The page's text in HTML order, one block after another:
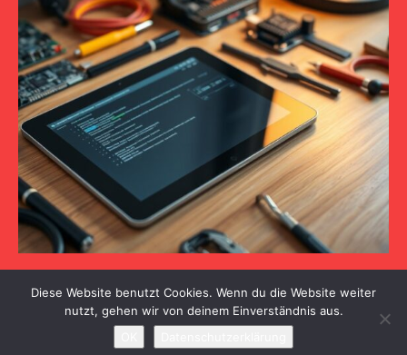
So beugst du nervige tablet-probleme vor und löst sie
Diese Website benutzt Cookies. Wenn du die Website weiter
nutzt, gehen wir von deinem Einverständnis aus.